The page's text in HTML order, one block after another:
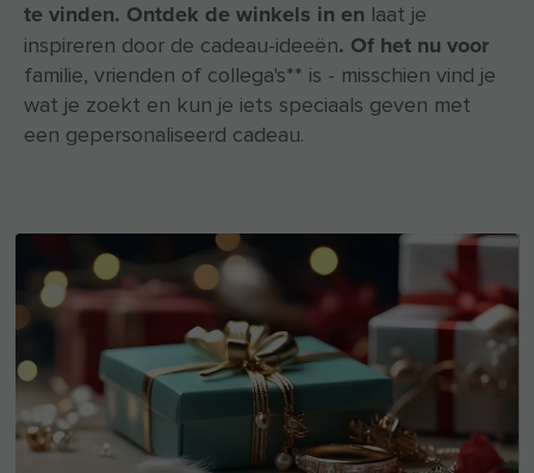
te vinden. Ontdek de winkels in en
laat je
inspireren door de cadeau-ideeën. Of het nu voor
familie, vrienden of collega's** is - misschien vind je
wat je zoekt en kun je iets speciaals geven met
een gepersonaliseerd cadeau.